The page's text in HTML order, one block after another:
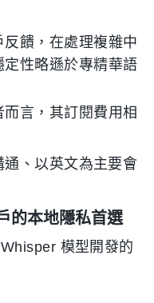
反饋，在處理複雜中
性略遜於專精華語
而言，其訂閱費用相
、以英文為主要會
的本地隱私首選
模型開發的